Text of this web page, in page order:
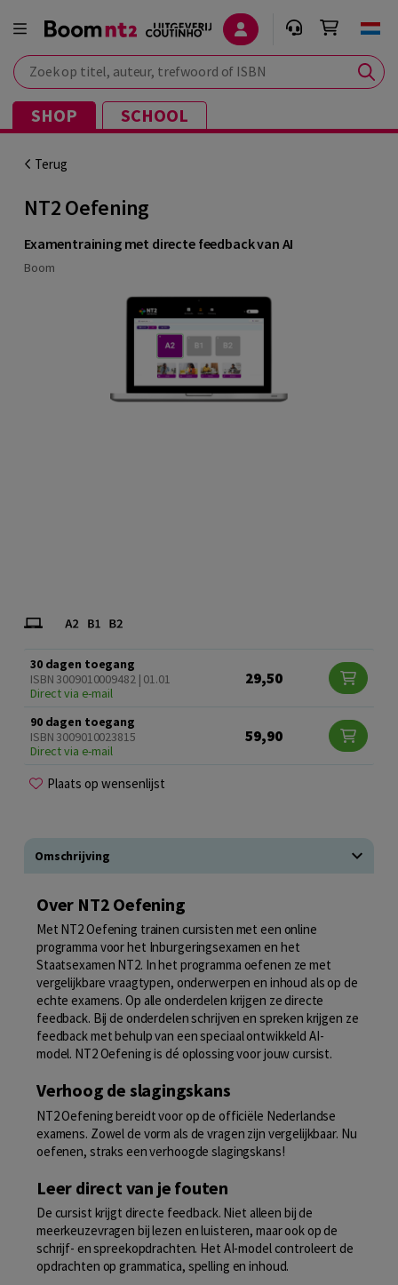
Zoek op titel, auteur, trefwoord of ISBN
SHOP SCHOOL
Terug
NT2 Oefening
Examentraining met directe feedback van AI
Boom
30 dagen toegang
ISBN 3009010009482 | 01.01
Direct via e-mail
29,50
90 dagen toegang
ISBN 3009010023815
Direct via e-mail
59,90
Plaats op wensenlijst
Omschrijving
Over NT2 Oefening
Met NT2 Oefening trainen cursisten met een online
programma voor het Inburgeringsexamen en het
Staatsexamen NT2. In het programma oefenen ze met
vergelijkbare vraagtypen, onderwerpen en inhoud als op de
echte examens. Op alle onderdelen krijgen ze directe
feedback. Bij de onderdelen schrijven en spreken krijgen ze
feedback met behulp van een speciaal ontwikkeld AI-
model. NT2 Oefening is dé oplossing voor jouw cursist.
Verhoog de slagingskans
NT2 Oefening bereidt voor op de officiële Nederlandse
examens. Zowel de vorm als de vragen zijn vergelijkbaar. Nu
oefenen, straks een verhoogde slagingskans!
Leer direct van je fouten
De cursist krijgt directe feedback. Niet alleen bij de
meerkeuzevragen bij lezen en luisteren, maar ook op de
schrijf- en spreekopdrachten. Het AI-model controleert de
opdrachten op grammatica, spelling en inhoud.